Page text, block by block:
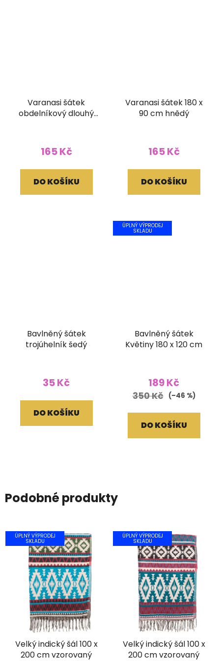
Varanasi šátek
obdelníkový dlouhý
165 Kč
DO KOŠÍKU
Varanasi šátek 180 x
90 cm hnědý
165 Kč
DO KOŠÍKU
Bavlněný šátek
trojúhelník šedý
35 Kč
DO KOŠÍKU
ÚPLNÝ VÝPRODEJ
SKLADU
Bavlněný šátek
Květiny 180 x 120 cm
189 Kč
350 Kč (–46 %)
DO KOŠÍKU
Podobné produkty
ÚPLNÝ VÝPRODEJ
SKLADU
Velký indický šál 100 x
200 cm vzorovaný
ÚPLNÝ VÝPRODEJ
SKLADU
Velký indický šál 100 x
200 cm vzorovaný